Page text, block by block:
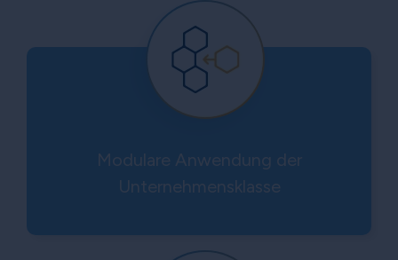
Modulare Anwendung der
Unternehmensklasse